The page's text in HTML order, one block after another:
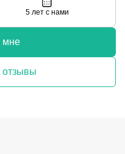
5 лет с нами
мне
отзывы